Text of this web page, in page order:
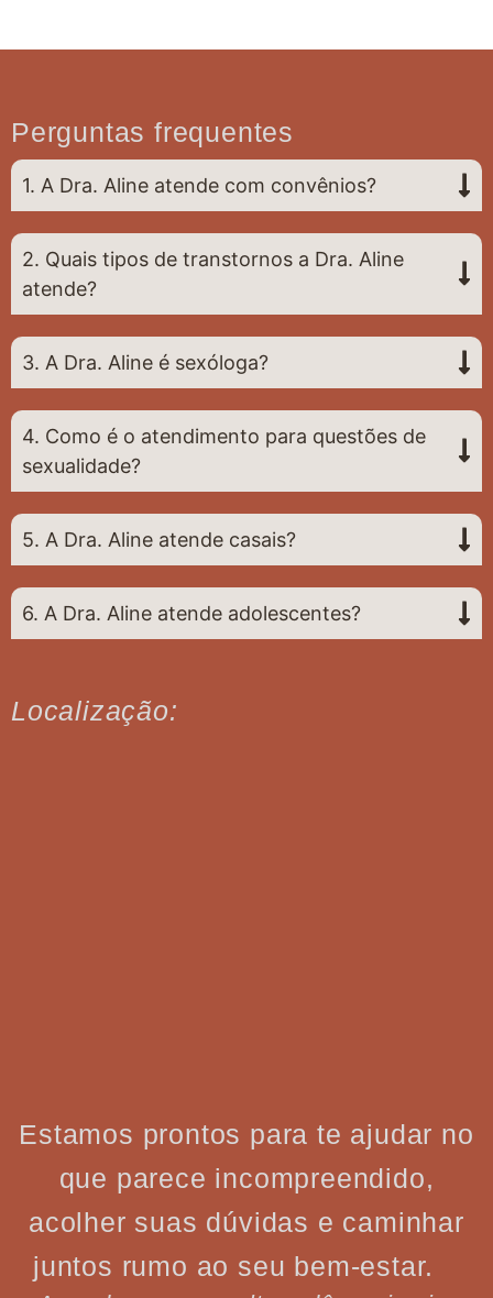
Perguntas frequentes
1. A Dra. Aline atende com convênios?
2. Quais tipos de transtornos a Dra. Aline
atende?
3. A Dra. Aline é sexóloga?
4. Como é o atendimento para questões de
sexualidade?
5. A Dra. Aline atende casais?
6. A Dra. Aline atende adolescentes?
Localização:
Estamos prontos para te ajudar no
que parece incompreendido,
acolher suas dúvidas e caminhar
juntos rumo ao seu bem-estar.